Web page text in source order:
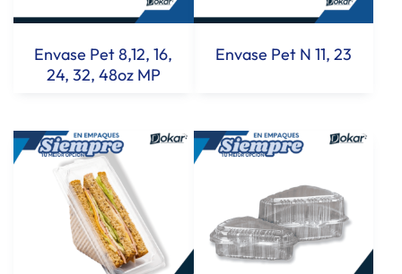
Envase Pet 8,12, 16,
24, 32, 48oz MP
Envase Pet N 11, 23